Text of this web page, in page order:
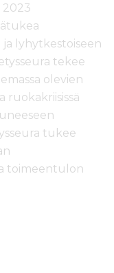
2023
lyhytkestoiseen
tekee
olevien
ruokakriisissä
tukee
toimeentulon